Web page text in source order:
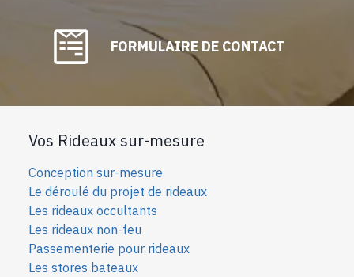
FORMULAIRE DE CONTACT
Vos Rideaux sur-mesure
Conception sur-mesure
Le déroulé du projet de rideaux
Les rideaux occultants
Les rideaux non-feu
Passementerie pour rideaux
Les stores bateaux